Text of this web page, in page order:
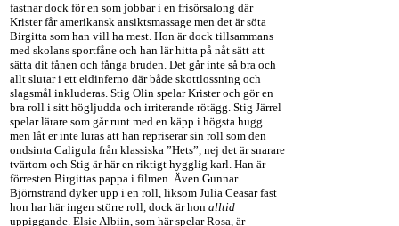
fastnar dock för en som jobbar i en frisörsalong där
Krister får amerikansk ansiktsmassage men det är söta
Birgitta som han vill ha mest. Hon är dock tillsammans
med skolans sportfåne och han lär hitta på nåt sätt att
sätta dit fånen och fånga bruden. Det går inte så bra och
allt slutar i ett eldinferno där både skottlossning och
slagsmål inkluderas. Stig Olin spelar Krister och gör en
bra roll i sitt högljudda och irriterande rötägg. Stig Järrel
spelar lärare som går runt med en käpp i högsta hugg
men låt er inte luras att han repriserar sin roll som den
ondsinta Caligula från klassiska ”Hets”, nej det är snarare
tvärtom och Stig är här en riktigt hygglig karl. Han är
förresten Birgittas pappa i filmen. Även Gunnar
Björnstrand dyker upp i en roll, liksom Julia Ceasar fast
hon har här ingen större roll, dock är hon alltid
uppiggande. Elsie Albiin, som här spelar Rosa, är